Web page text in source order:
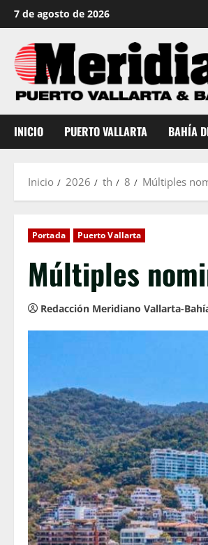
Saltar
al
contenido
7 de agosto de 2026
INICIO PUERTO VALLARTA BAHÍA
Inicio 2026 th 8 Múltiples
Portada Puerto Vallarta
Múltiples
Redacción Meridiano Vallarta-